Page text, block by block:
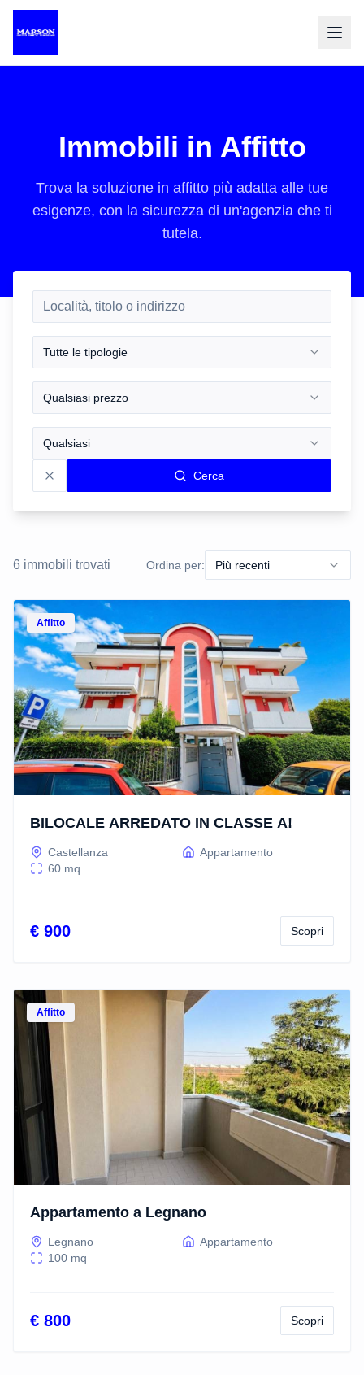
Immobili in Affitto
Trova la soluzione in affitto più adatta alle tue
esigenze, con la sicurezza di un'agenzia che ti
tutela.
Tutte le tipologie
Qualsiasi prezzo
Qualsiasi
Cerca
6 immobili trovati Ordina per: Più recenti
Vedi dettagli
Affitto
BILOCALE ARREDATO IN CLASSE A!
Castellanza
Appartamento
60 mq
€ 900 Scopri
Vedi dettagli
Affitto
Appartamento a Legnano
Legnano
Appartamento
100 mq
€ 800 Scopri